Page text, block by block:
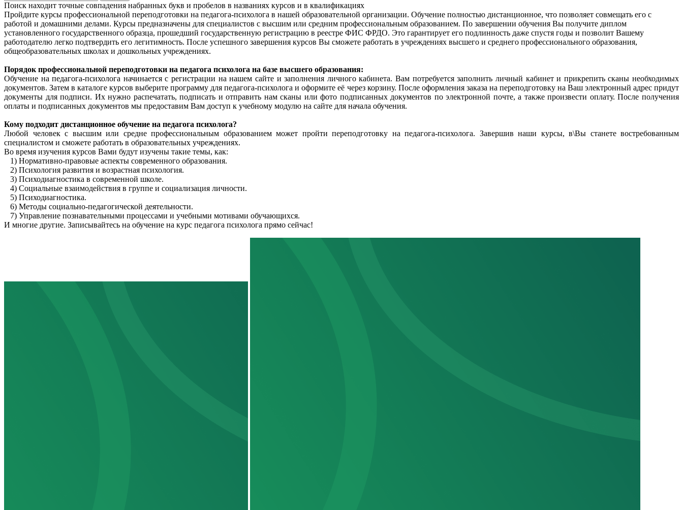
Поиск находит точные совпадения набранных букв и пробелов в названиях курсов и в квалификациях
Пройдите курсы профессиональной переподготовки на педагога-психолога в нашей образовательной организации. Обучение полностью дистанционное, что позволяет совмещать его с
работой и домашними делами. Курсы предназначены для специалистов с высшим или средним профессиональным образованием. По завершении обучения Вы получите диплом
установленного государственного образца, прошедший государственную регистрацию в реестре ФИС ФРДО. Это гарантирует его подлинность даже спустя годы и позволит Вашему
работодателю легко подтвердить его легитимность. После успешного завершения курсов Вы сможете работать в учреждениях высшего и среднего профессионального образования,
общеобразовательных школах и дошкольных учреждениях.
Порядок профессиональной переподготовки на педагога психолога на базе высшего образования:
Обучение на педагога-психолога начинается с регистрации на нашем сайте и заполнения личного кабинета. Вам потребуется заполнить личный кабинет и прикрепить сканы необходимых
документов. Затем в каталоге курсов выберите программу для педагога-психолога и оформите её через корзину. После оформления заказа на переподготовку на Ваш электронный адрес придут
документы для подписи. Их нужно распечатать, подписать и отправить нам сканы или фото подписанных документов по электронной почте, а также произвести оплату. После получения
оплаты и подписанных документов мы предоставим Вам доступ к учебному модулю на сайте для начала обучения.
Кому подходит дистанционное обучение на педагога психолога?
Любой человек с высшим или средне профессиональным образованием может пройти переподготовку на педагога-психолога. Завершив наши курсы, в\Вы станете востребованным
специалистом и сможете работать в образовательных учреждениях.
Во время изучения курсов Вами будут изучены такие темы, как:
1) Нормативно-правовые аспекты современного образования.
2) Психология развития и возрастная психология.
3) Психодиагностика в современной школе.
4) Социальные взаимодействия в группе и социализация личности.
5) Психодиагностика.
6) Методы социально-педагогической деятельности.
7) Управление познавательными процессами и учебными мотивами обучающихся.
И многие другие. Записывайтесь на обучение на курс педагога психолога прямо сейчас!